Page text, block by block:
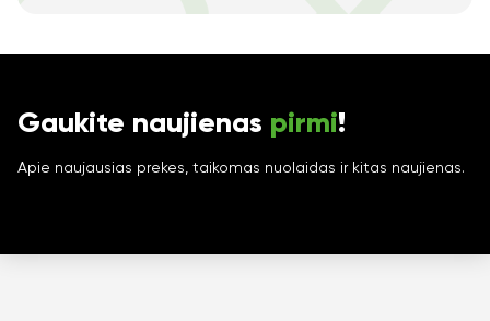
Gaukite naujienas pirmi!
Apie naujausias prekes, taikomas nuolaidas ir kitas naujienas.